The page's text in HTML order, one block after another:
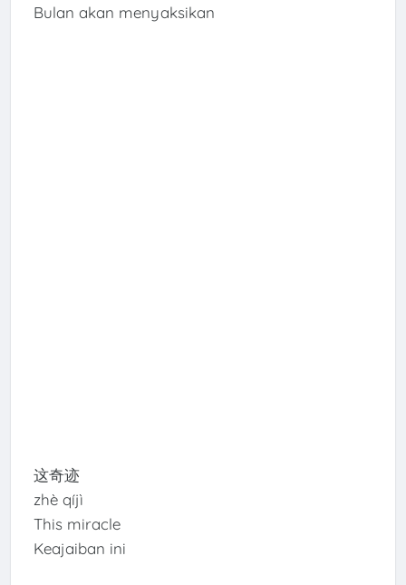
Bulan akan menyaksikan
这奇迹
zhè qíjì
This miracle
Keajaiban ini